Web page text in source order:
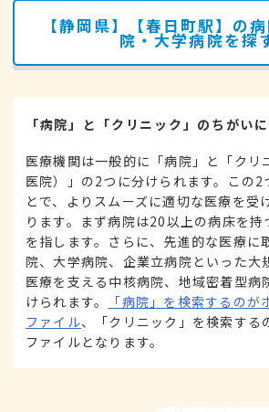
【静岡県】【春日町駅】の
院・大学病院を探
「病院」と「クリニック」のちがい
医療機関は一般的に「病院」と「クリ
医院）」の2つに分けられます。この2
とで、よりスムーズに適切な医療を受
ります。まず病院は20以上の病床を持
を指します。さらに、先進的な医療に
院、大学病院、企業立病院といった大
医療を支える中核病院、地域密着型病
けられます。
「病院」を検索するのが
ファイル、「クリニック」を検索する
ファイルとなります。